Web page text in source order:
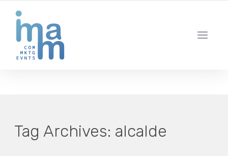
IBIZA · MADRID · BARCELONA
Tag Archives: alcalde